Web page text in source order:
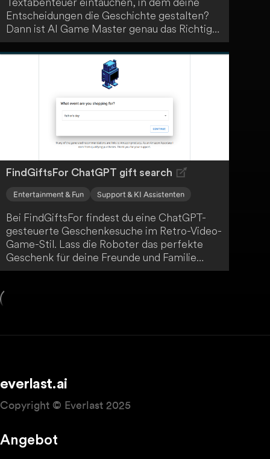
Entscheidungen die Geschichte gestalten?
Dann ist AI Game Master genau das Richtige
für dich! Erlebe einzigartiges, KI-gesteuertes
Gameplay und kreiere deine ganz eigene
epische Erzählung. Tauche ein in eine Welt
voller Abenteuer und Möglichkeiten.
FindGiftsFor ChatGPT gift search
Entertainment & Fun Support & KI Assistenten
Bei FindGiftsFor findest du eine ChatGPT-
gesteuerte Geschenkesuche im Retro-Video-
Game-Stil. Lass die Roboter das perfekte
Geschenk für deine Freunde und Familie
finden.
everlast.ai
Copyright © Everlast 2025
Angebot